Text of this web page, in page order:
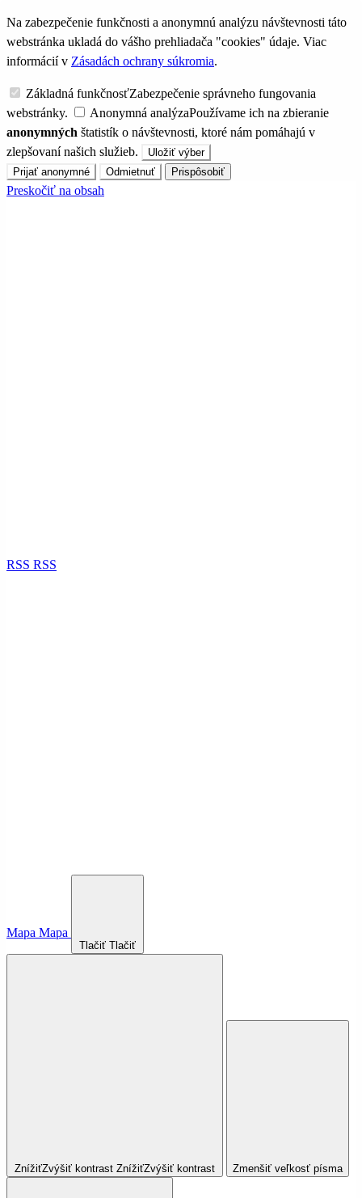
Na zabezpečenie funkčnosti a anonymnú analýzu návštevnosti táto
webstránka ukladá do vášho prehliadača "cookies" údaje. Viac
informácií v Zásadách ochrany súkromia.
Základná funkčnosťZabezpečenie správneho fungovania
webstránky.
Anonymná analýzaPoužívame ich na zbieranie
anonymných štatistík o návštevnosti, ktoré nám pomáhajú v
zlepšovaní našich služieb.
Uložiť výber
Prijať anonymné
Odmietnuť Prispôsobiť
Preskočiť na obsah
RSS RSS
Mapa Mapa
Tlačiť Tlačiť
ZnížiťZvýšiť kontrast ZnížiťZvýšiť kontrast Zmenšiť veľkosť písma